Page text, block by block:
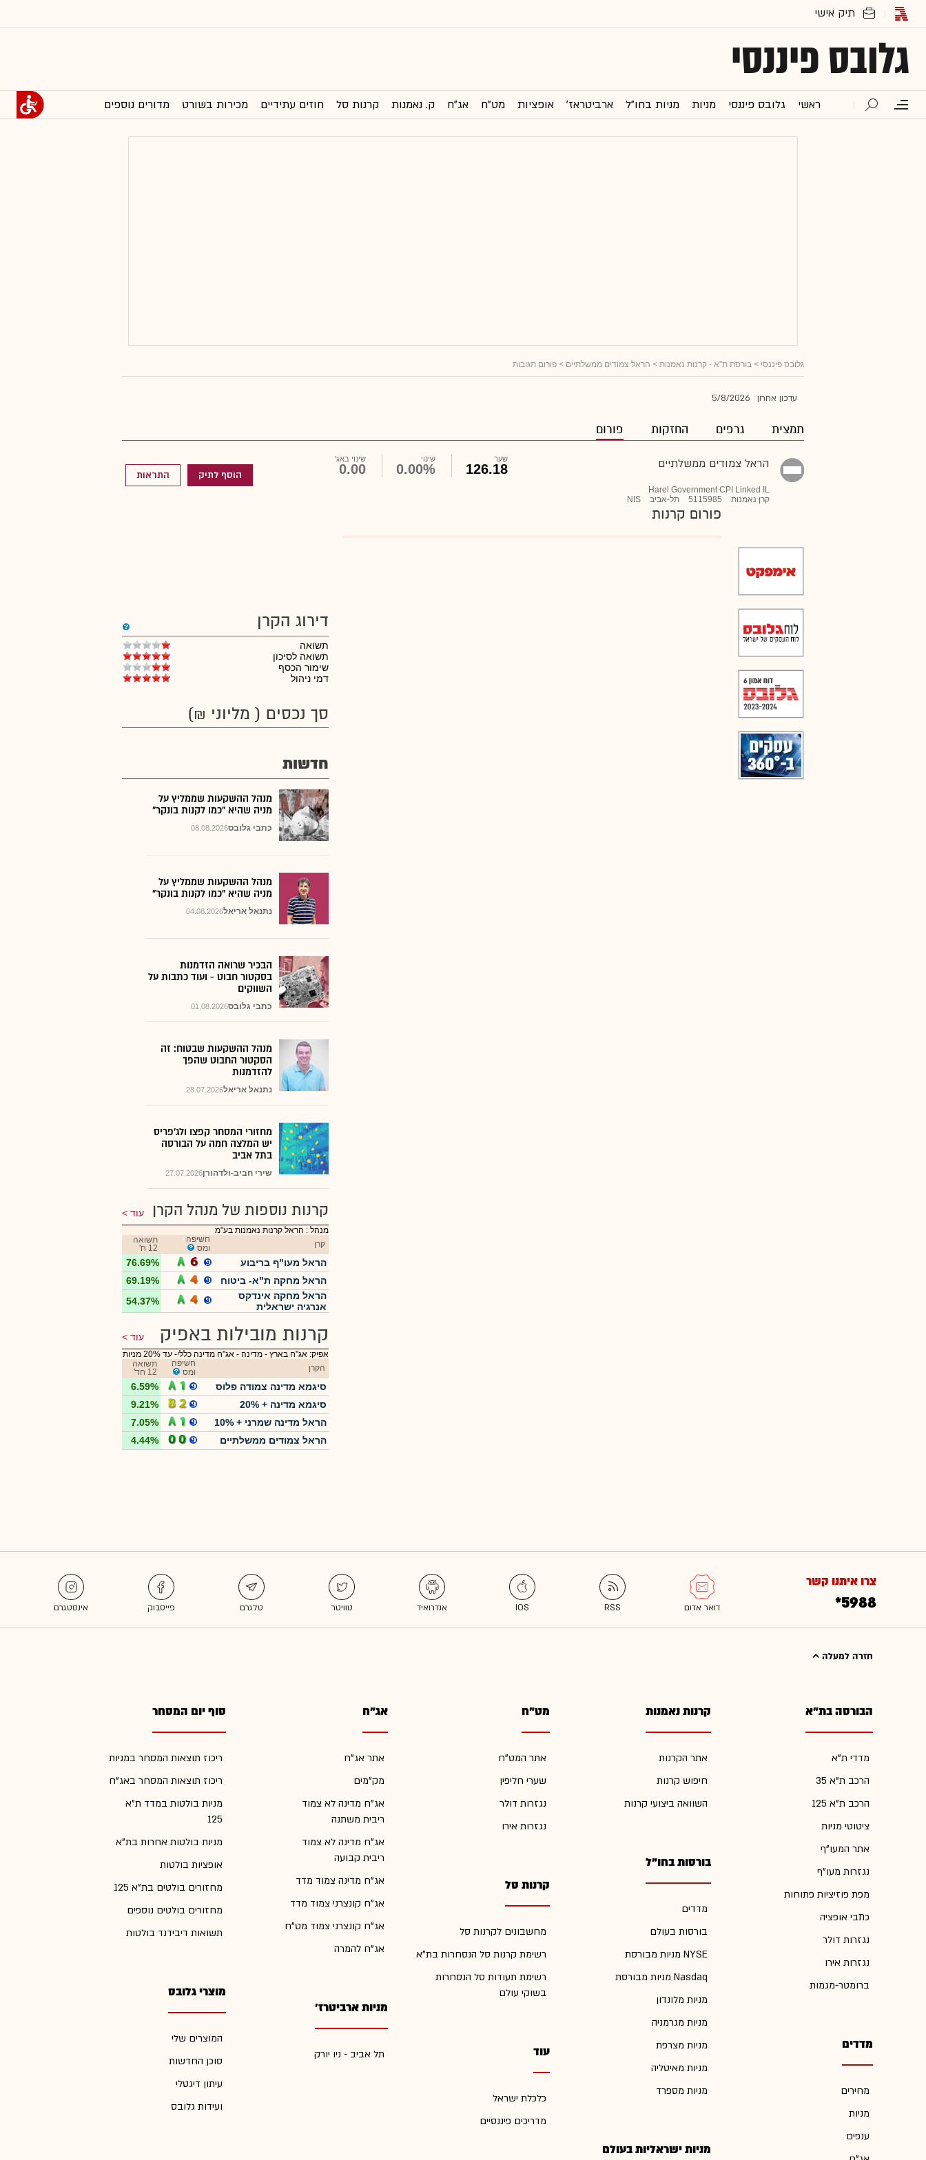
גלובס פיננסי
ראשי גלובס פיננסי מניות מניות בחו"ל ארביטראז' אופציות מט"ח אג"ח ק. נאמנות קרנות סל חוזים עתידיים מכירות בשורט מדורים נוספים
גלובס פיננסי > בורסת ת"א - קרנות נאמנות > הראל צמודים ממשלתיים > פורום תגובות
עדכון אחרון 5/8/2026
תמצית גרפים החזקות פורום
הראל צמודים ממשלתיים
Harel Government CPI Linked IL
קרן נאמנות
5115985 תל-אביב NIS
שער
126.18
שינוי
0.00%
שינוי באג'
0.00 הוסף לתיק התראות
פורום קרנות
דירוג הקרן
תשואה
תשואה לסיכון
שימור הכסף
דמי ניהול
סך נכסים ( מליוני ₪)
חדשות
מנהל ההשקעות שממליץ על
מניה שהיא "כמו לקנות בונקר"
08.08.2026כתבי גלובס
מנהל ההשקעות שממליץ על
מניה שהיא "כמו לקנות בונקר"
04.08.2026נתנאל אריאל
הבכיר שרואה הזדמנות
בסקטור חבוט - ועוד כתבות על
השווקים
01.08.2026כתבי גלובס
מנהל ההשקעות שבטוח: זה
הסקטור החבוט שהפך
להזדמנות
28.07.2026נתנאל אריאל
מחזורי המסחר קפצו ולג'פריס
יש המלצה חמה על הבורסה
בתל אביב
27.07.2026שירי חביב-ולדהורן
קרנות נוספות של מנהל הקרן עוד
מנהל : הראל קרנות נאמנות בע"מ
קרן
חשיפה
ומס
תשואה
12 ח'
הראל מעו"ף בריבוע
76.69%
הראל מחקה ת"א- ביטוח
69.19%
הראל מחקה אינדקס
אנרגיה ישראלית
54.37%
קרנות מובילות באפיק עוד
אפיק: אג"ח בארץ - מדינה - אג"ח מדינה כללי- עד 20% מניות
הקרן
חשיפה
ומס
תשואה
12 חד'
סיגמא מדינה צמודה פלוס
6.59%
סיגמא מדינה + 20%
9.21%
הראל מדינה שמרני + 10%
7.05%
הראל צמודים ממשלתיים
4.44%
צרו איתנו קשר
*5988
חזרה למעלה
הבורסה בת"א
מדדי ת"א
הרכב ת"א 35
הרכב ת"א 125
ציטוטי מניות
אתר המעו"ף
נגזרות מעו"ף
מפת פוזיציות פתוחות
כתבי אופציה
נגזרות דולר
נגזרות אירו
ברומטר-מגמות
מדדים
מחירים
מניות
ענפים
קרנות נאמנות
אתר הקרנות
חיפוש קרנות
השוואה ביצועי קרנות
בורסות בחו"ל
מדדים
בורסות בעולם
מניות מבורסת NYSE
מניות מבורסת Nasdaq
מניות מלונדון
מניות מגרמניה
מניות מצרפת
מניות מאיטליה
מניות מספרד
מניות ישראליות בעולם
מט"ח
אתר המט"ח
שערי חליפין
נגזרות דולר
נגזרות אירו
קרנות סל
מחשבונים לקרנות סל
רשימת קרנות סל הנסחרות בת"א
רשימת תעודות סל הנסחרות
בשוקי עולם
עוד
כלכלת ישראל
מדריכים פיננסיים
אג"ח
אתר אג"ח
מק"מים
אג"ח מדינה לא צמוד
ריבית משתנה
אג"ח מדינה לא צמוד
ריבית קבועה
אג"ח מדינה צמוד מדד
אג"ח קונצרני צמוד מדד
אג"ח קונצרני צמוד מט"ח
אג"ח להמרה
מניות ארביטרז'
תל אביב - ניו יורק
סוף יום המסחר
ריכוז תוצאות המסחר במניות
ריכוז תוצאות המסחר באג"ח
מניות בולטות במדד ת"א
125
מניות בולטות אחרות בת"א
אופציות בולטות
מחזורים בולטים בת"א 125
מחזורים בולטים נוספים
תשואות דיבידנד בולטות
מוצרי גלובס
המוצרים שלי
סוכן החדשות
עיתון דיגטלי
ועידות גלובס